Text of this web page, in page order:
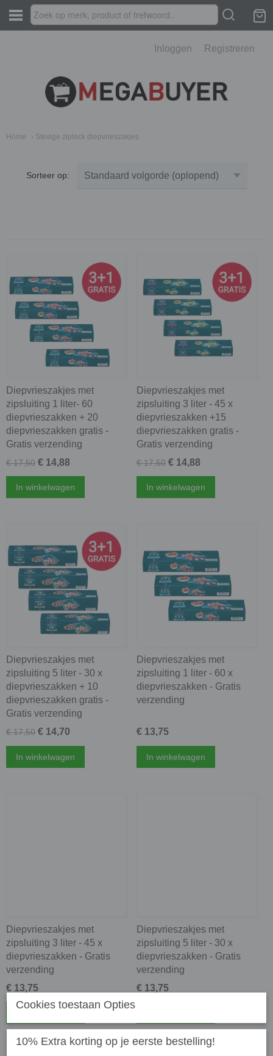
Inloggen Registreren
Home › Stevige ziplock diepvrieszakjes
Sorteer op:
Diepvrieszakjes met
zipsluiting 1 liter- 60
diepvrieszakken + 20
diepvrieszakken gratis -
Gratis verzending
€ 17,50 € 14,88
In winkelwagen
Diepvrieszakjes met
zipsluiting 3 liter - 45 x
diepvrieszakken +15
diepvrieszakken gratis -
Gratis verzending
€ 17,50 € 14,88
In winkelwagen
Diepvrieszakjes met
zipsluiting 5 liter - 30 x
diepvrieszakken + 10
diepvrieszakken gratis -
Gratis verzending
€ 17,50 € 14,70
In winkelwagen
Diepvrieszakjes met
zipsluiting 1 liter - 60 x
diepvrieszakken - Gratis
verzending
€ 13,75
In winkelwagen
Diepvrieszakjes met
zipsluiting 3 liter - 45 x
diepvrieszakken - Gratis
verzending
€ 13,75
Diepvrieszakjes met
zipsluiting 5 liter - 30 x
diepvrieszakken - Gratis
verzending
€ 13,75
Cookies toestaan Opties
10% Extra korting op je eerste bestelling!